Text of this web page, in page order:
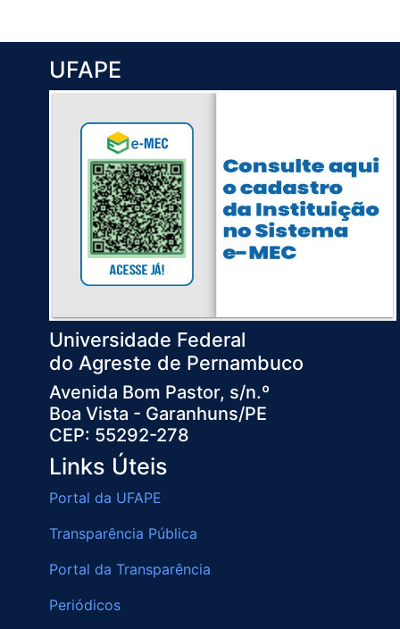
UFAPE
Universidade Federal
do Agreste de Pernambuco
Avenida Bom Pastor, s/n.º
Boa Vista - Garanhuns/PE
CEP: 55292-278
Links Úteis
Portal da UFAPE
Transparência Pública
Portal da Transparência
Periódicos